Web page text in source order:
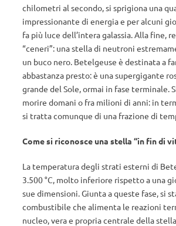
chilometri al secondo, si sprigiona una
impressionante di energia e per alcuni
fa più luce dell’intera galassia. Alla fine,
“ceneri”: una stella di neutroni
un buco nero. Betelgeuse è destinata a
abbastanza presto: è una supergigante
grande del Sole, ormai in fase terminale.
morire domani o fra milioni di anni: in
si tratta comunque di una frazione di
Come si riconosce una stella “in fin di
La temperatura degli strati esterni di
3.500 °C, molto inferiore rispetto a una
sue dimensioni. Giunta a queste fase, si
combustibile che alimenta le reazioni
nucleo, vera e propria centrale della